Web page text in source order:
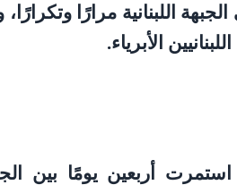
اللبنانية مرارًا
الأبرياء.
أربعين يومًا بين